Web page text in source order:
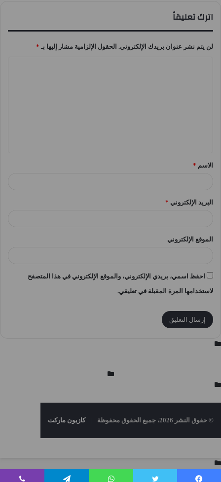
اترك تعليقاً
لن يتم نشر عنوان بريدك الإلكتروني. الحقول الإلزامية مشار إليها بـ *
*الاسم *
البريد الإلكتروني *
الموقع الإلكتروني
احفظ اسمي، بريدي الإلكتروني، والموقع الإلكتروني في هذا المتصفح
لاستخدامها المرة المقبلة في تعليقي.
© حقوق النشر 2026، جميع الحقوق محفوظة | كازيون ماركت